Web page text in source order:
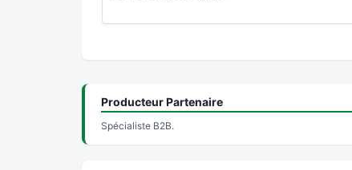
Producteur Partenaire
Spécialiste B2B.